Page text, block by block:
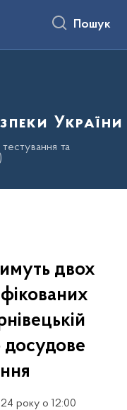
Пошук
України
та
двох
досудове
року о 12:00